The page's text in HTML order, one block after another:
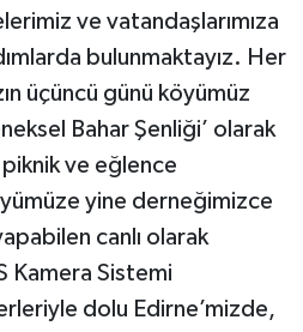
ve vatandaşlarımıza
bulunmaktayız. Her
üçüncü günü köyümüz
Bahar Şenliği’ olarak
ve eğlence
yine derneğimizce
canlı olarak
Kamera Sistemi
dolu Edirne’mizde,